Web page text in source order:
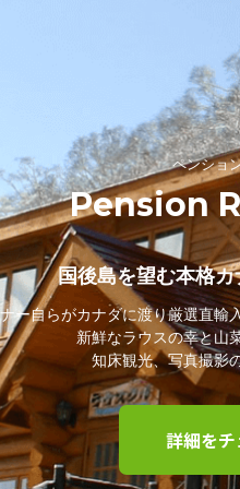
ペンショ
Pension
国後島を望む本格
ー自らがカナダに渡り厳選直輸
新鮮なラウスの幸と山
知床観光、写真撮影
詳細を